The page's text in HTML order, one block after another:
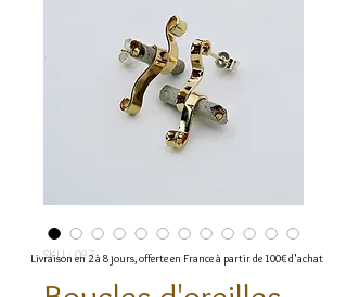
SKU : 097
Livraison en 2 à 8 jours, offerte en France à partir de 100€ d'achat